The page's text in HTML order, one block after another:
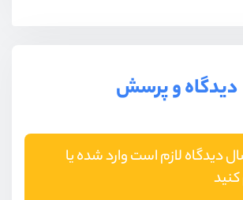
دیدگاه و پرسش
دیدگاه لازم است وارد شده یا